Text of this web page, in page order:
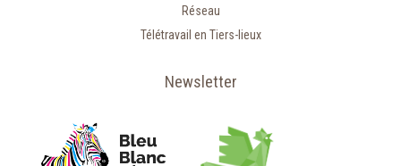
Réseau
Télétravail en Tiers-lieux
Newsletter